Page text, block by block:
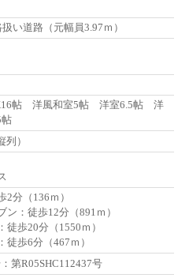
い道路（元幅員3.97ｍ）
帖 洋風和室5帖 洋室6.5帖 洋
帖
列）
2分（136ｍ）
ン：徒歩12分（891ｍ）
徒歩20分（1550ｍ）
徒歩6分（467ｍ）
第R05SHC112437号